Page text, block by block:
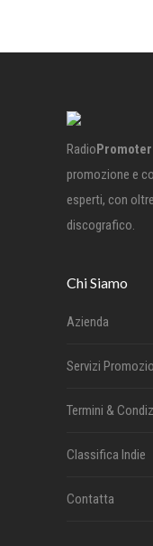
RadioPromoter
promozione e
esperti, con
discografico.
Chi Siamo
Azienda
Servizi
Termini &
Classifica Indie
Contatta